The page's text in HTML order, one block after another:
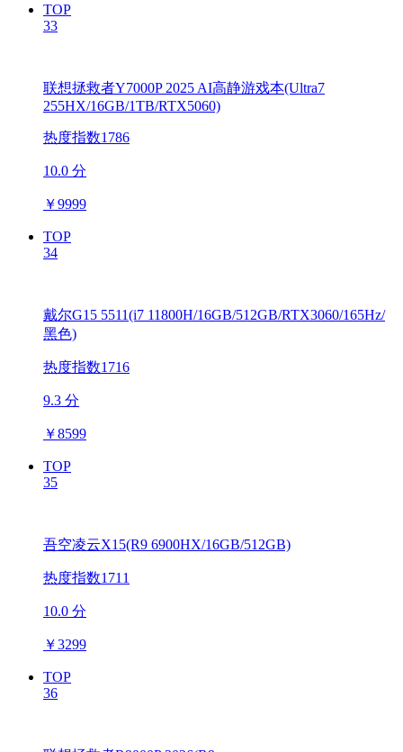
TOP
33
联想拯救者Y7000P 2025 AI高静游戏本(Ultra7
255HX/16GB/1TB/RTX5060)
热度指数1786
10.0 分
￥9999
TOP
34
戴尔G15 5511(i7 11800H/16GB/512GB/RTX3060/165Hz/
黑色)
热度指数1716
9.3 分
￥8599
TOP
35
吾空凌云X15(R9 6900HX/16GB/512GB)
热度指数1711
10.0 分
￥3299
TOP
36